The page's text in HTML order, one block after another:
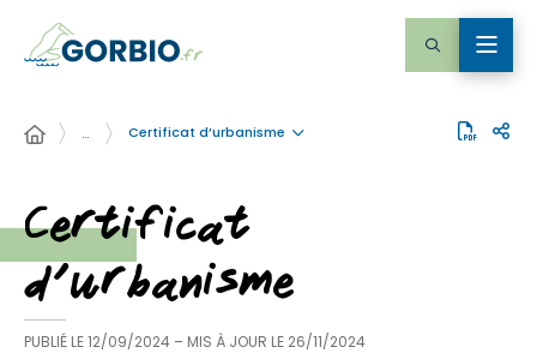
… Certificat d’urbanisme
Certificat
d’urbanisme
PUBLIÉ LE12/09/2024 – MIS À JOUR LE 26/11/2024